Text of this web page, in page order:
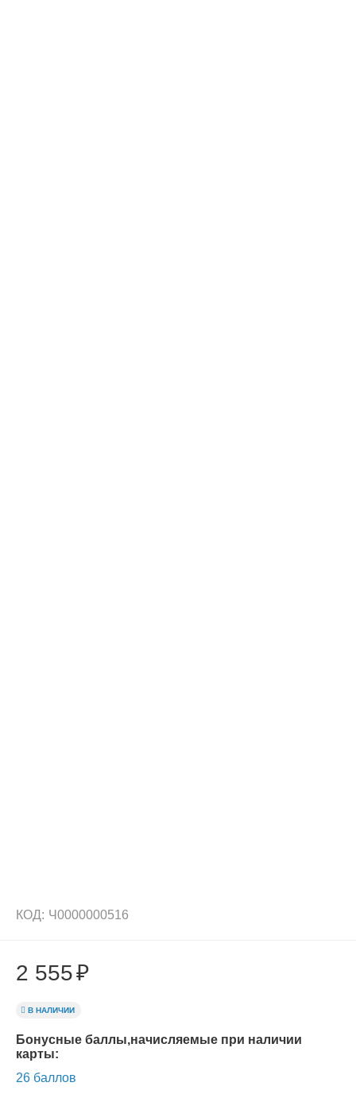
КОД: Ч0000000516
2 555₽
В НАЛИЧИИ
Бонусные баллы,начисляемые при наличии
карты:
26 баллов